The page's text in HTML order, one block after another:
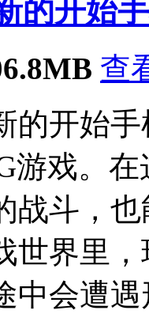
的开始
查
的开始
游戏。
战斗，
世界里
中会遭